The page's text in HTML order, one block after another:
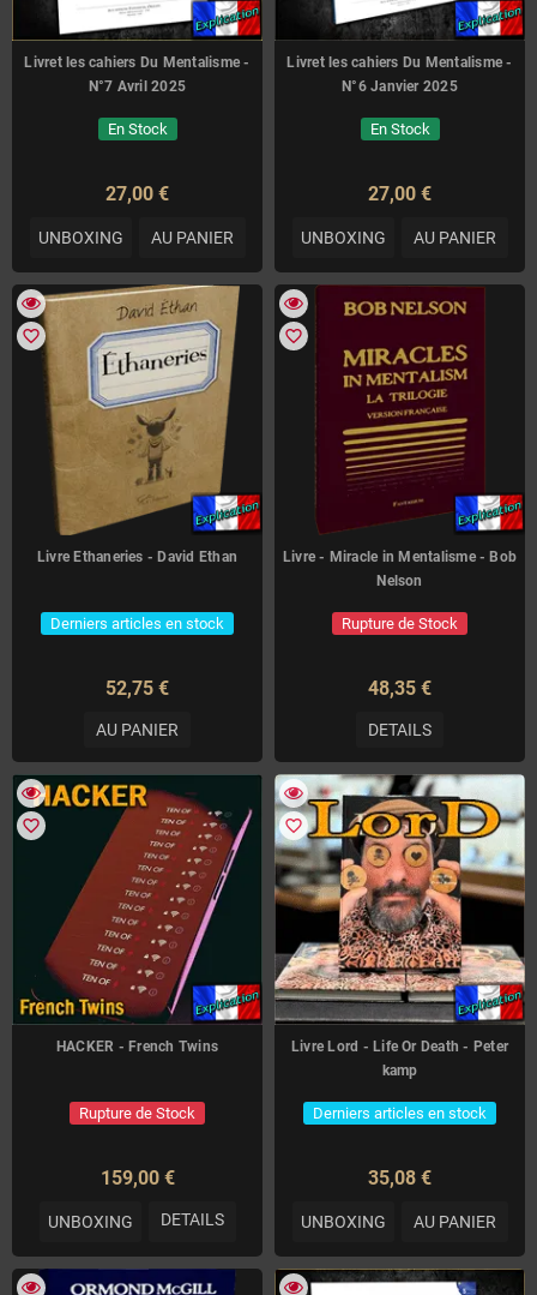
Livret les cahiers Du Mentalisme -
N°7 Avril 2025
En Stock
27,00 €
UNBOXING AU PANIER
Livret les cahiers Du Mentalisme -
N°6 Janvier 2025
En Stock
27,00 €
UNBOXING AU PANIER
favorite_border
Livre Ethaneries - David Ethan
Derniers articles en stock
52,75 €
AU PANIER
favorite_border
Livre - Miracle in Mentalisme - Bob
Nelson
Rupture de Stock
48,35 €
DETAILS
favorite_border
HACKER - French Twins
Rupture de Stock
159,00 €
UNBOXING DETAILS
favorite_border
Livre Lord - Life Or Death - Peter
kamp
Derniers articles en stock
35,08 €
UNBOXING AU PANIER